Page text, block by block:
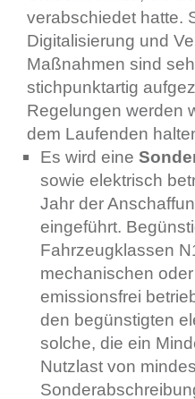
verabschiedet hatte.
Digitalisierung und
Maßnahmen sind
stichpunktartig
Regelungen werden
dem Laufenden
Es wird eine
sowie elektrisch
Jahr der
eingeführt.
Fahrzeugklassen
mechanischen
emissionsfrei
den begünstigten
solche, die ein
Nutzlast von